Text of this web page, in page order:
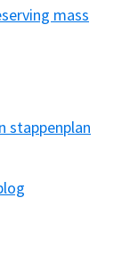
mass
stappenplan